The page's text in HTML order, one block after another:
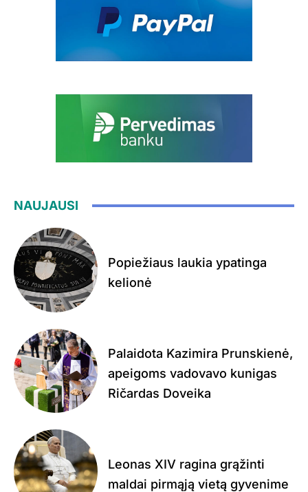
NAUJAUSI
Popiežiaus laukia ypatinga
kelionė
Palaidota Kazimira Prunskienė,
apeigoms vadovavo kunigas
Ričardas Doveika
Leonas XIV ragina grąžinti
maldai pirmąją vietą gyvenime